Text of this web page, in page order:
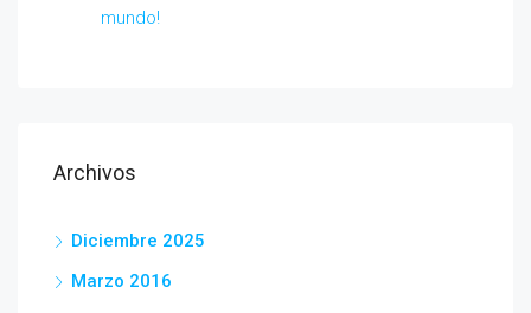
mundo!
Archivos
Diciembre 2025
Marzo 2016